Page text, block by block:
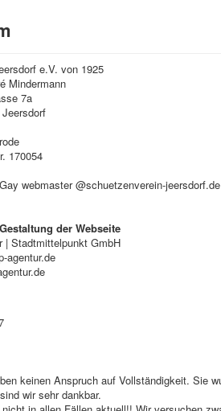
e.V. von 1925
Mindermann
7a
170054
webmaster @schuetzenverein-jeersdorf.de
der Webseite
| Stadtmittelpunkt GmbH
agentur.de
keinen Anspruch auf Vollständigkeit. Sie
wir sehr dankbar.